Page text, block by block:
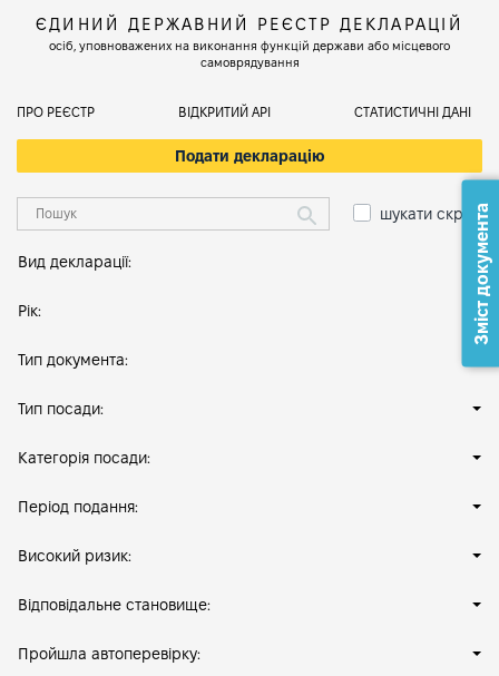
ЄДИНИЙ ДЕРЖАВНИЙ РЕЄСТР ДЕКЛАРАЦІЙ
осіб, уповноважених на виконання функцій держави або місцевого
самоврядування
ПРО РЕЄСТР ВІДКРИТИЙ АРІ СТАТИСТИЧНІ ДАНІ
Подати декларацію
шукати скрізь
Вид декларації:
Рік:
Тип документа:
Тип посади:
Категорія посади:
Період подання:
Високий ризик:
Відповідальне становище:
Пройшла автоперевірку:
Зміст документа